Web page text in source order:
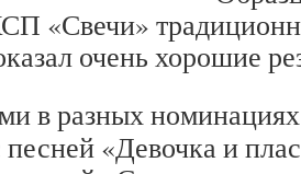
«Свечи»
очень хорошие
в разных
«Девочка и